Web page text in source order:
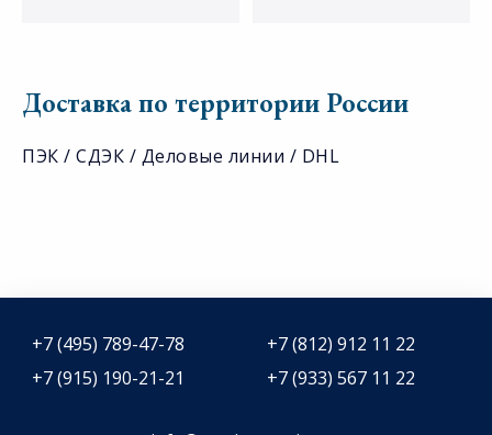
Доставка по территории России
ПЭК / СДЭК / Деловые линии / DHL
+7 (495) 789-47-78
+7 (812) 912 11 22
+7 (915) 190-21-21
+7 (933) 567 11 22